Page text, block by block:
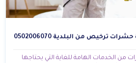
ترخيص من البلدية 0502006070
من الخدمات الهامة للغاية التي يحتاجها